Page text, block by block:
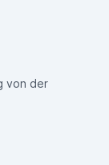
von der